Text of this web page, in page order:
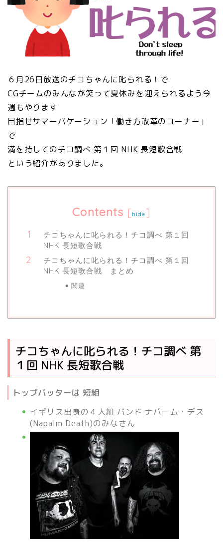
６月26日放送のチコちゃんに叱られる！で
CGチームのみんなが笑って夏休みを迎えられるよう今
週もやります
目指せサマーバケーション 「働き方改革のコーナー」
で
満を持してのチコ調べ 第１回 NHK 長短歌合戦
という紹介がありました。
Contents [hide ]
チコちゃんに叱られる！チコ調べ 第１回
NHK 長短歌合戦
チコちゃんに叱られる！チコ調べ 第１回
NHK 長短歌合戦 まとめ
関連
チコちゃんに叱られる！チコ調べ 第
１回 NHK 長短歌合戦
トップバッターは 短組
イギリス出身の４人組 バンド ナパーム・デス
(Napalm Death)のみなさん